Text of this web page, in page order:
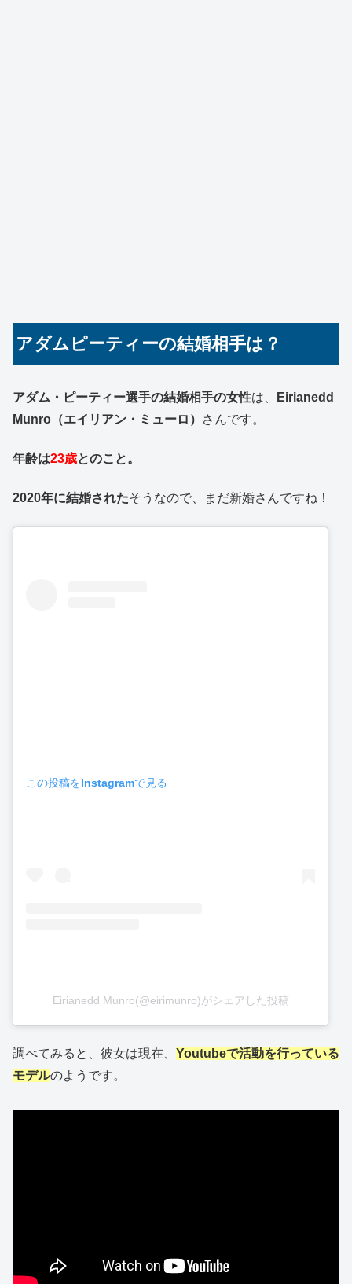
アダムピーティーの結婚相手は？
アダム・ピーティー選手の結婚相手の女性は、
Eirianedd
Munro（エイリアン・ミューロ）
さんです。
年齢は23歳とのこと。
2020年に結婚されたそうなので、まだ新婚さんですね！
この投稿をInstagramで見る
Eirianedd Munro(@eirimunro)がシェアした投稿
調べてみると、彼女は現在、 Youtubeで活動を行っている
モデルのようです。